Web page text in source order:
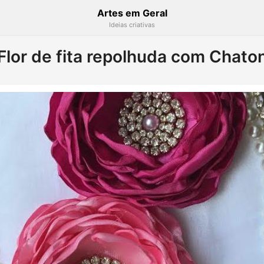
Artes em Geral
Ideias criativas
de fita repolhuda com